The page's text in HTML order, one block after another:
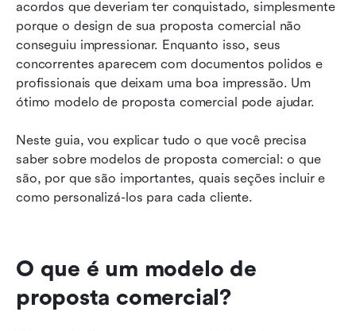
acordos que deveriam ter conquistado, simplesmente
porque o design de sua proposta comercial não
conseguiu impressionar. Enquanto isso, seus
concorrentes aparecem com documentos polidos e
profissionais que deixam uma boa impressão. Um
ótimo modelo de proposta comercial pode ajudar.
Neste guia, vou explicar tudo o que você precisa
saber sobre modelos de proposta comercial: o que
são, por que são importantes, quais seções incluir e
como personalizá-los para cada cliente.
O que é um modelo de
proposta comercial?
Erros comuns a evitar com modelos de
propostas comerciais
FAQs sobre modelos de propostas comerciais
Relacionado